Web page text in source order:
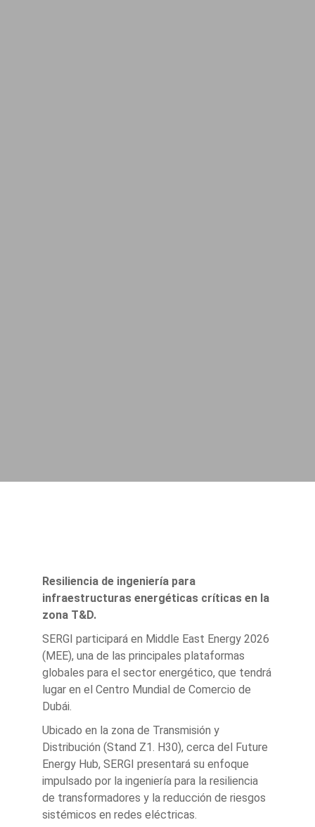
Resiliencia de ingeniería para
infraestructuras energéticas críticas en la
zona T&D.
SERGI participará en Middle East Energy 2026
(MEE), una de las principales plataformas
globales para el sector energético, que tendrá
lugar en el Centro Mundial de Comercio de
Dubái.
Ubicado en la zona de Transmisión y
Distribución (Stand Z1. H30), cerca del Future
Energy Hub, SERGI presentará su enfoque
impulsado por la ingeniería para la resiliencia
de transformadores y la reducción de riesgos
sistémicos en redes eléctricas.